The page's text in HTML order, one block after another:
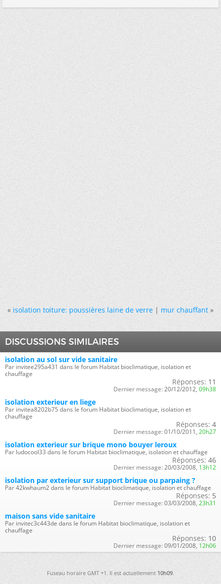
« isolation toiture: poussières laine de verre|mur chauffant »
DISCUSSIONS SIMILAIRES
isolation au sol sur vide sanitaire
Par invitee295a431 dans le forum Habitat bioclimatique, isolation et
chauffage
Réponses: 11
Dernier message: 20/12/2012, 09h38
isolation exterieur en liege
Par invitea8202b75 dans le forum Habitat bioclimatique, isolation et
chauffage
Réponses: 4
Dernier message: 01/10/2011, 20h27
isolation exterieur sur brique mono bouyer leroux
Par ludocool33 dans le forum Habitat bioclimatique, isolation et chauffage
Réponses: 46
Dernier message: 20/03/2008, 13h12
isolation par exterieur sur support brique ou parpaing ?
Par 42kwhaum2 dans le forum Habitat bioclimatique, isolation et chauffage
Réponses: 5
Dernier message: 03/03/2008, 23h31
maison sans vide sanitaire
Par invitec3c443de dans le forum Habitat bioclimatique, isolation et
chauffage
Réponses: 10
Dernier message: 09/01/2008, 12h06
Fuseau horaire GMT +1. Il est actuellement10h09.